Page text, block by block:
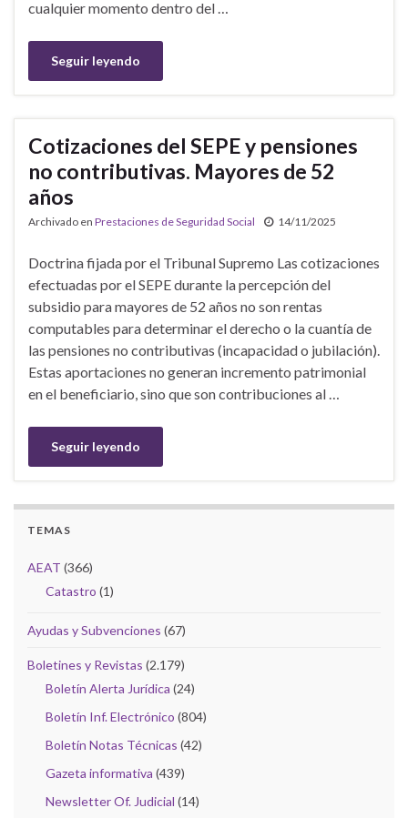
cualquier momento dentro del …
Seguir leyendo
Cotizaciones del SEPE y pensiones
no contributivas. Mayores de 52
años
Archivado en Prestaciones de Seguridad Social 14/11/2025
Doctrina fijada por el Tribunal Supremo Las cotizaciones
efectuadas por el SEPE durante la percepción del
subsidio para mayores de 52 años no son rentas
computables para determinar el derecho o la cuantía de
las pensiones no contributivas (incapacidad o jubilación).
Estas aportaciones no generan incremento patrimonial
en el beneficiario, sino que son contribuciones al …
Seguir leyendo
TEMAS
AEAT (366)
Catastro (1)
Ayudas y Subvenciones (67)
Boletines y Revistas (2.179)
Boletín Alerta Jurídica (24)
Boletín Inf. Electrónico (804)
Boletín Notas Técnicas (42)
Gazeta informativa (439)
Newsletter Of. Judicial (14)